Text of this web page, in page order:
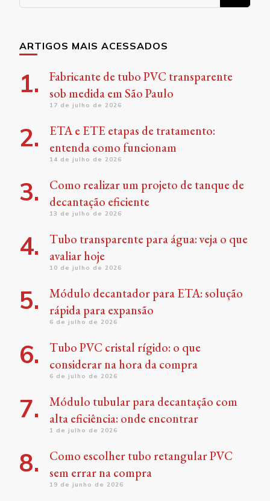
ARTIGOS MAIS ACESSADOS
Fabricante de tubo PVC transparente
sob medida em São Paulo
17 de julho de 2026
ETA e ETE etapas de tratamento:
entenda como funcionam
14 de julho de 2026
Como realizar um projeto de tanque de
decantação eficiente
13 de julho de 2026
Tubo transparente para água: veja o que
avaliar hoje
10 de julho de 2026
Módulo decantador para ETA: solução
rápida para expansão
6 de julho de 2026
Tubo PVC cristal rígido: o que
considerar na hora da compra
6 de julho de 2026
Módulo tubular para decantação com
alta eficiência: onde encontrar
1 de julho de 2026
Como escolher tubo retangular PVC
sem errar na compra
19 de junho de 2026